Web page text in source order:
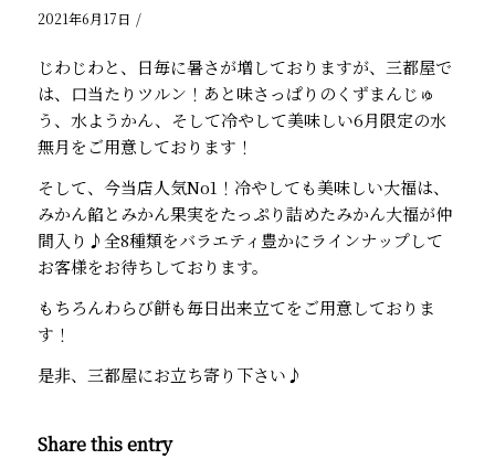
2021年6月17日 /
じわじわと、日毎に暑さが増しておりますが、三都屋で
は、口当たりツルン！あと味さっぱりのくずまんじゅ
う、水ようかん、そして冷やして美味しい6月限定の水
無月をご用意しております！
そして、今当店人気No1！冷やしても美味しい大福は、
みかん餡とみかん果実をたっぷり詰めたみかん大福が仲
間入り♪全8種類をバラエティ豊かにラインナップして
お客様をお待ちしております。
もちろんわらび餅も毎日出来立てをご用意しておりま
す！
是非、三都屋にお立ち寄り下さい♪
Share this entry